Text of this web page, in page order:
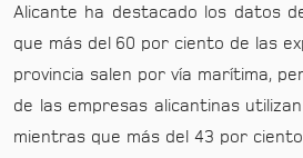
Alicante ha destacado los datos
que más del 60 por ciento de las
provincia salen por vía marítima,
de las empresas alicantinas
mientras que más del 43 por ciento